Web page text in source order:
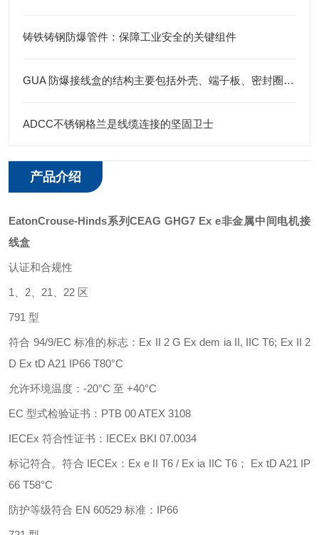
铸铁铸钢防爆管件：保障工业安全的关键组件
GUA 防爆接线盒的结构主要包括外壳、端子板、密封圈、接线孔等部分
ADCC不锈钢格兰是线缆连接的坚固卫士
产品介绍
EatonCrouse-Hinds系列CEAG GHG7 Ex e非金属中间电机接
线盒
认证和合规性
1、2、21、22 区
791 型
符合 94/9/EC 标准的标志：Ex II 2 G Ex dem ia II, IIC T6; Ex II 2
D Ex tD A21 IP66 T80°C
允许环境温度： -20°C 至 +40°C
EC 型式检验证书：PTB 00 ATEX 3108
IECEx 符合性证书：IECEx BKI 07.0034
标记符合。符合 IECEx：Ex e II T6 / Ex ia IIC T6； Ex tD A21 IP
66 T58°C
防护等级符合 EN 60529 标准：IP66